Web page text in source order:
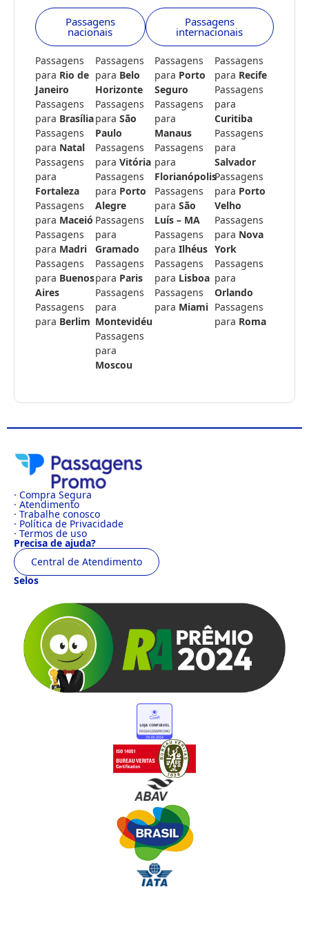
Passagens
nacionais
Passagens
internacionais
Passagens
para Rio de
Janeiro
Passagens
para Brasília
Passagens
para Natal
Passagens
para
Fortaleza
Passagens
para Maceió
Passagens
para Madri
Passagens
para Buenos
Aires
Passagens
para Berlim
Passagens
para Belo
Horizonte
Passagens
para São
Paulo
Passagens
para Vitória
Passagens
para Porto
Alegre
Passagens
para
Gramado
Passagens
para Paris
Passagens
para
Montevidéu
Passagens
para
Moscou
Passagens
para Porto
Seguro
Passagens
para
Manaus
Passagens
para
Florianópolis
Passagens
para São
Luís – MA
Passagens
para Ilhéus
Passagens
para Lisboa
Passagens
para Miami
Passagens
para Recife
Passagens
para
Curitiba
Passagens
para
Salvador
Passagens
para Porto
Velho
Passagens
para Nova
York
Passagens
para
Orlando
Passagens
para Roma
· Compra Segura
· Atendimento
· Trabalhe conosco
· Política de Privacidade
· Termos de uso
Precisa de ajuda?
Central de Atendimento
Selos